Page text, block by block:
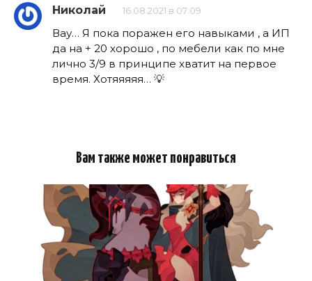
Николай 16.08.2021 в 07:09
Вау… Я пока поражен его навыками , а ИП
да на + 20 хорошо , по мебели как по мне
лично 3/9 в принципе хватит на первое
время. Хотяяяяя… 💡
Вам также может понравиться